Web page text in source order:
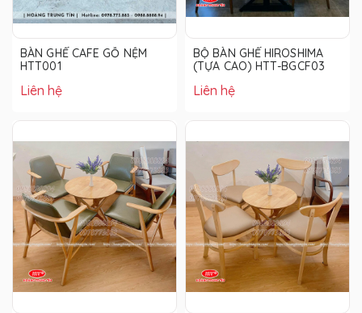
BÀN GHẾ CAFE GỖ NỆM
HTT001
Liên hệ
BỘ BÀN GHẾ HIROSHIMA
(TỰA CAO) HTT-BGCF03
Liên hệ